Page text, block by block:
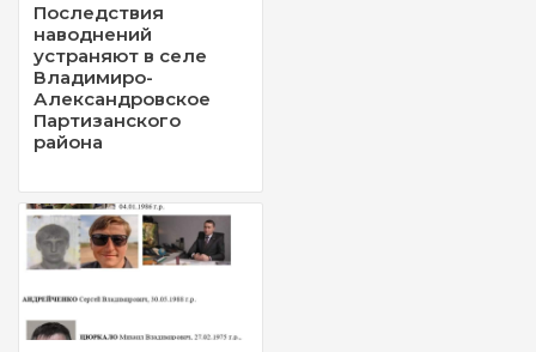
Последствия
наводнений
устраняют в селе
Владимиро-
Александровское
Партизанского
района